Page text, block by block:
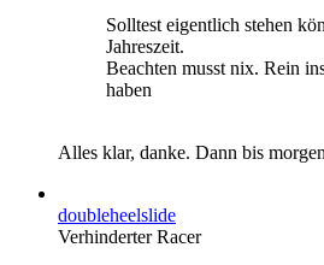
Solltest eigentlich stehen
Jahreszeit.
Beachten musst nix. Rein
haben
Alles klar, danke. Dann bis morgen
doubleheelslide
Verhinderter Racer